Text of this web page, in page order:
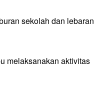
sekolah dan lebaran
melaksanakan aktivitas